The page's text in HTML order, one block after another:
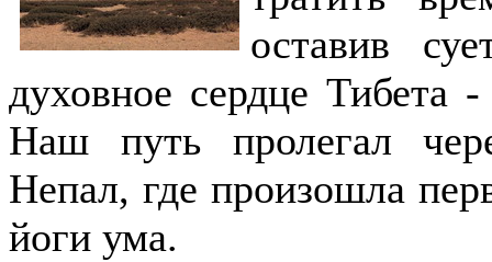
оставив
духовное сердце Тибета
Наш путь пролегал
Непал, где произошла
йоги ума.